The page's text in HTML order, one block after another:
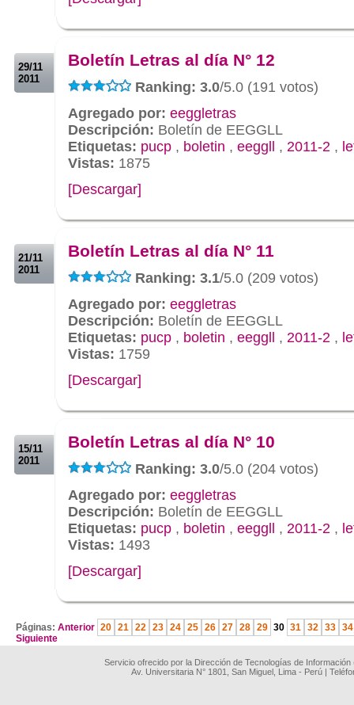
29/11
2011
Boletín Letras al día N° 12
Ranking: 3.0/5.0 (191 votos)
Agregado por: eeggletras
Descripción: Boletín de EEGGLL
Etiquetas: pucp , boletin , eeggll , 2011-2 ,
Vistas: 1875
[Descargar]
21/11
2011
Boletín Letras al día N° 11
Ranking: 3.1/5.0 (209 votos)
Agregado por: eeggletras
Descripción: Boletín de EEGGLL
Etiquetas: pucp , boletin , eeggll , 2011-2 ,
Vistas: 1759
[Descargar]
15/11
2011
Boletín Letras al día N° 10
Ranking: 3.0/5.0 (204 votos)
Agregado por: eeggletras
Descripción: Boletín de EEGGLL
Etiquetas: pucp , boletin , eeggll , 2011-2 ,
Vistas: 1493
[Descargar]
Páginas: Anterior 20 21 22 23 24 25 26 27 28 29 30 31 32 33 34
Siguiente
Servicio ofrecido por la Dirección de Tecnologías de
Av. Universitaria N° 1801, San Miguel, Lima - Perú |